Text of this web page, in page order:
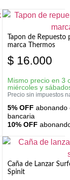
Tapon de Repuesto
marca Thermos
$ 16.000
Mismo precio en 3
miércoles y
Precio sin impuestos
5% OFF abonando
bancaria
10% OFF
Caña de Lanzar
Spinit